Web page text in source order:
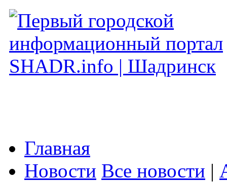
Главная
Новости Все новости |